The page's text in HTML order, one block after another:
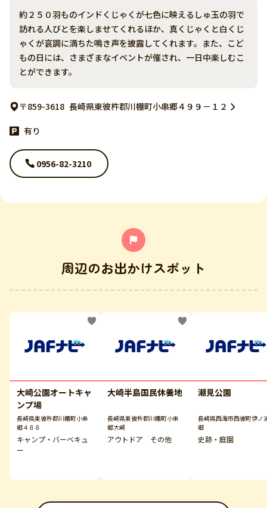
約２５０羽ものインドくじゃくが七色に映えるしゅ玉の羽で
訪れる人びとを楽しませてくれるほか、真くじゃくと白くじ
ゃくが哀調に満ちた鳴き声を披露してくれます。また、こど
もの日には、さまざまなイベントが催され、一日中楽しむこ
とができます。
〒859-3618 長崎県東彼杵郡川棚町小串郷４９９－１２
有り
0956-82-3210
周辺のお出かけスポット
大崎公園オートキャ
ンプ場
長崎県東彼杵郡川棚町小串
郷４８８
キャンプ・バーベキュ
ー
大崎半島国民休養地
長崎県東彼杵郡川棚町小串
郷大崎
アウトドア その他
潮見公園
長崎県西海市西彼町伊ノ
郷
史跡・庭園